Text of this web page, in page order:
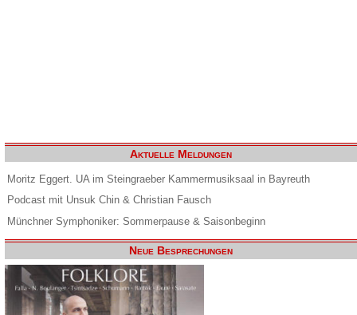
Aktuelle Meldungen
Moritz Eggert. UA im Steingraeber Kammermusiksaal in Bayreuth
Podcast mit Unsuk Chin & Christian Fausch
Münchner Symphoniker: Sommerpause & Saisonbeginn
Neue Besprechungen